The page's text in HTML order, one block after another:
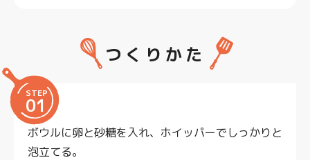
つくりかた
STEP
01
ボウルに卵と砂糖を入れ、ホイッパーでしっかりと
泡立てる。